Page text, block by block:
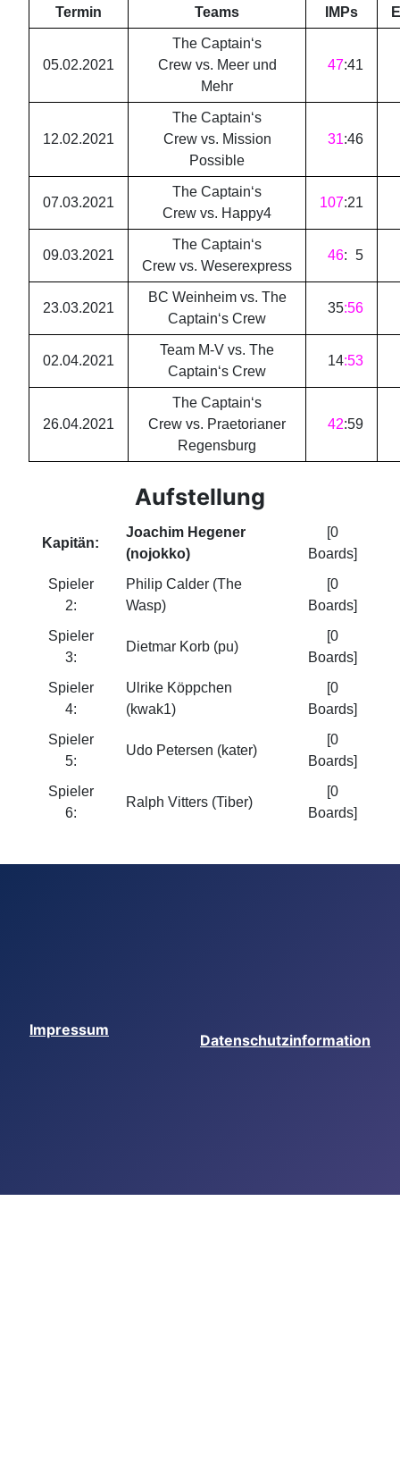
Termin Teams IMPs
05.02.2021
The Captain‘s
Crew vs. Meer und
Mehr
47:41
12.02.2021
The Captain‘s
Crew vs. Mission
Possible
31:46
07.03.2021
The Captain‘s
Crew vs. Happy4
107:21
09.03.2021
The Captain‘s
Crew vs. Weserexpress
46: 5
23.03.2021
BC Weinheim vs. The
Captain‘s Crew
35:56
02.04.2021
Team M-V vs. The
Captain‘s Crew
14:53
26.04.2021
The Captain‘s
Crew vs. Praetorianer
Regensburg
42:59
Aufstellung
Kapitän:
Joachim Hegener
(nojokko)
[0
Boards]
Spieler
2:
Philip Calder (The
Wasp)
[0
Boards]
Spieler
3:
Dietmar Korb (pu)
[0
Boards]
Spieler
4:
Ulrike Köppchen
(kwak1)
[0
Boards]
Spieler
5:
Udo Petersen (kater)
[0
Boards]
Spieler
6:
Ralph Vitters (Tiber)
[0
Boards]
Impressum
Datenschutzinformation